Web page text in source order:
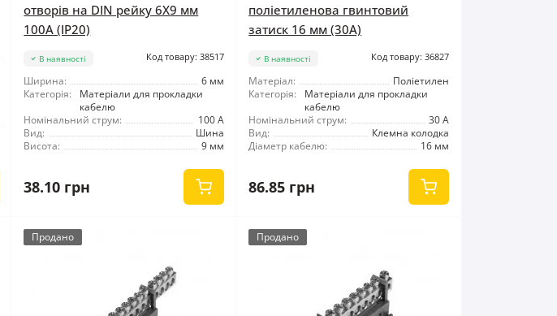
отворів на DIN рейку 6X9 мм
100A (IP20)
В наявності Код товару: 38517
Ширина:
6 мм
Категорія:
Матеріали для прокладки
кабелю
Номінальний струм:
100 А
Вид:
Шина
Висота:
9 мм
38.10 грн
поліетиленова гвинтовий
затиск 16 мм (30А)
В наявності Код товару: 36827
Матеріал:
Поліетилен
Категорія:
Матеріали для прокладки
кабелю
Номінальний струм:
30 А
Вид:
Клемна колодка
Діаметр кабелю:
16 мм
86.85 грн
Продано Продано